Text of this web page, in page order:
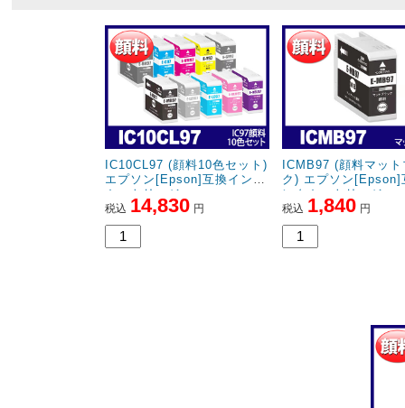
IC10CL97 (顔料10色セット)
エプソン[Epson]互換インク
カートリッジ
税込 14,830 円
ICMB97 (顔料マット
ク) エプソン[Epson]
ンクカートリッジ
税込 1,840 円